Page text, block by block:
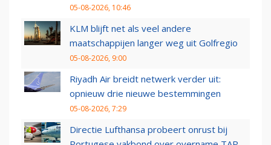
05-08-2026, 10:46
KLM blijft net als veel andere
maatschappijen langer weg uit Golfregio
05-08-2026, 9:00
Riyadh Air breidt netwerk verder uit:
opnieuw drie nieuwe bestemmingen
05-08-2026, 7:29
Directie Lufthansa probeert onrust bij